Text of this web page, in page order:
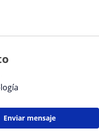
Enviar mensaje